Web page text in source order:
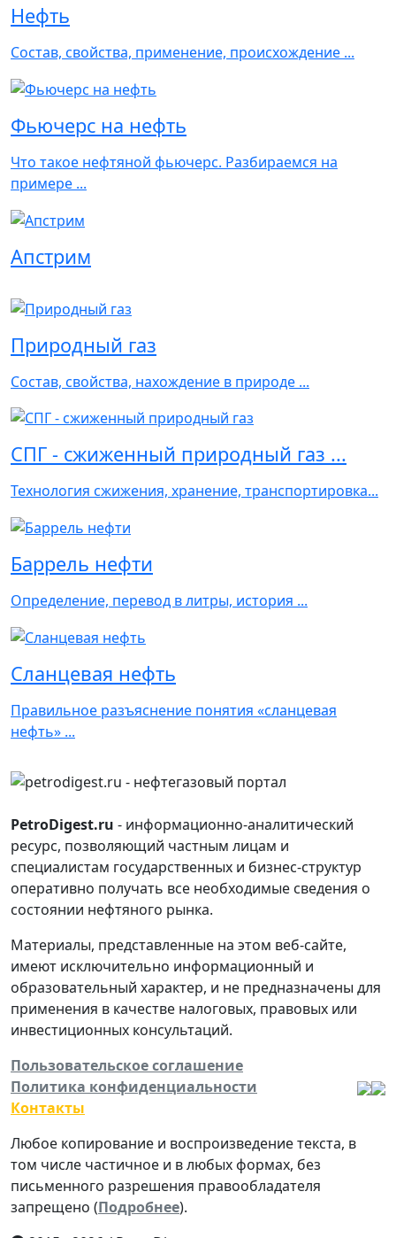
Нефть
Состав, свойства, применение, происхождение ...
Фьючерс на нефть
Что такое нефтяной фьючерс. Разбираемся на
примере ...
Апстрим
Природный газ
Состав, свойства, нахождение в природе ...
СПГ - сжиженный природный газ ...
Технология сжижения, хранение, транспортировка...
Баррель нефти
Определение, перевод в литры, история ...
Сланцевая нефть
Правильное разъяснение понятия «сланцевая
нефть» ...
PetroDigest.ru - информационно-аналитический
ресурс, позволяющий частным лицам и
специалистам государственных и бизнес-структур
оперативно получать все необходимые сведения о
состоянии нефтяного рынка.
Материалы, представленные на этом веб-сайте,
имеют исключительно информационный и
образовательный характер, и не предназначены для
применения в качестве налоговых, правовых или
инвестиционных консультаций.
Пользовательское соглашение
Политика конфиденциальности
Контакты
Любое копирование и воспроизведение текста, в
том числе частичное и в любых формах, без
письменного разрешения правообладателя
запрещено (Подробнее).